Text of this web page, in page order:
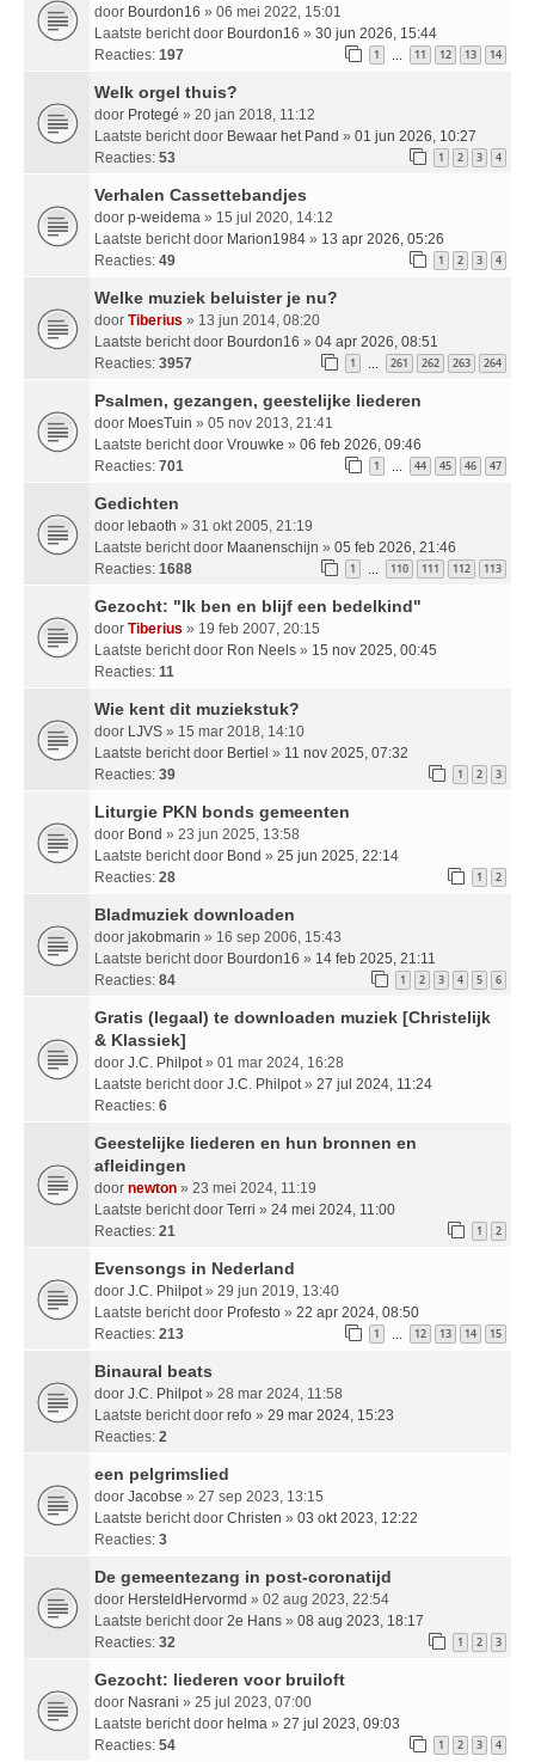
door Bourdon16 » 06 mei 2022, 15:01
Laatste bericht door Bourdon16 » 30 jun 2026, 15:44
Reacties: 197 1 … 11 12 13 14
Welk orgel thuis?
door Protegé » 20 jan 2018, 11:12
Laatste bericht door Bewaar het Pand » 01 jun 2026, 10:27
Reacties: 53 1 2 3 4
Verhalen Cassettebandjes
door p-weidema » 15 jul 2020, 14:12
Laatste bericht door Marion1984 » 13 apr 2026, 05:26
Reacties: 49 1 2 3 4
Welke muziek beluister je nu?
door Tiberius » 13 jun 2014, 08:20
Laatste bericht door Bourdon16 » 04 apr 2026, 08:51
Reacties: 3957 1 … 261 262 263 264
Psalmen, gezangen, geestelijke liederen
door MoesTuin » 05 nov 2013, 21:41
Laatste bericht door Vrouwke » 06 feb 2026, 09:46
Reacties: 701 1 … 44 45 46 47
Gedichten
door lebaoth » 31 okt 2005, 21:19
Laatste bericht door Maanenschijn » 05 feb 2026, 21:46
Reacties: 1688 1 … 110 111 112 113
Gezocht: "Ik ben en blijf een bedelkind"
door Tiberius » 19 feb 2007, 20:15
Laatste bericht door Ron Neels » 15 nov 2025, 00:45
Reacties: 11
Wie kent dit muziekstuk?
door LJVS » 15 mar 2018, 14:10
Laatste bericht door Bertiel » 11 nov 2025, 07:32
Reacties: 39 1 2 3
Liturgie PKN bonds gemeenten
door Bond » 23 jun 2025, 13:58
Laatste bericht door Bond » 25 jun 2025, 22:14
Reacties: 28 1 2
Bladmuziek downloaden
door jakobmarin » 16 sep 2006, 15:43
Laatste bericht door Bourdon16 » 14 feb 2025, 21:11
Reacties: 84 1 2 3 4 5 6
Gratis (legaal) te downloaden muziek [Christelijk
& Klassiek]
door J.C. Philpot » 01 mar 2024, 16:28
Laatste bericht door J.C. Philpot » 27 jul 2024, 11:24
Reacties: 6
Geestelijke liederen en hun bronnen en
afleidingen
door newton » 23 mei 2024, 11:19
Laatste bericht door Terri » 24 mei 2024, 11:00
Reacties: 21 1 2
Evensongs in Nederland
door J.C. Philpot » 29 jun 2019, 13:40
Laatste bericht door Profesto » 22 apr 2024, 08:50
Reacties: 213 1 … 12 13 14 15
Binaural beats
door J.C. Philpot » 28 mar 2024, 11:58
Laatste bericht door refo » 29 mar 2024, 15:23
Reacties: 2
een pelgrimslied
door Jacobse » 27 sep 2023, 13:15
Laatste bericht door Christen » 03 okt 2023, 12:22
Reacties: 3
De gemeentezang in post-coronatijd
door HersteldHervormd » 02 aug 2023, 22:54
Laatste bericht door 2e Hans » 08 aug 2023, 18:17
Reacties: 32 1 2 3
Gezocht: liederen voor bruiloft
door Nasrani » 25 jul 2023, 07:00
Laatste bericht door helma » 27 jul 2023, 09:03
Reacties: 54 1 2 3 4